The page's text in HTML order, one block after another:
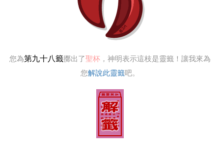
您為第九十八籤擲出了聖杯 ，神明表示這枝是靈籤！讓我來為
您解說此靈籤吧。